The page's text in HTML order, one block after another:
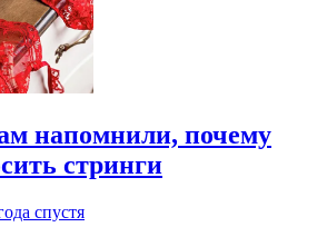
напомнили, почему
стринги
спустя